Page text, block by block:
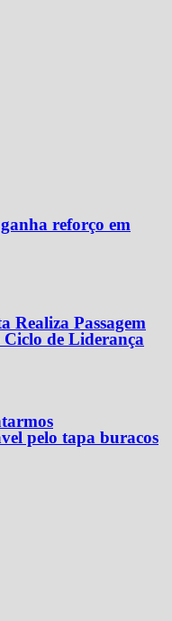
reforço em
Realiza Passagem
de Liderança
pelo tapa buracos